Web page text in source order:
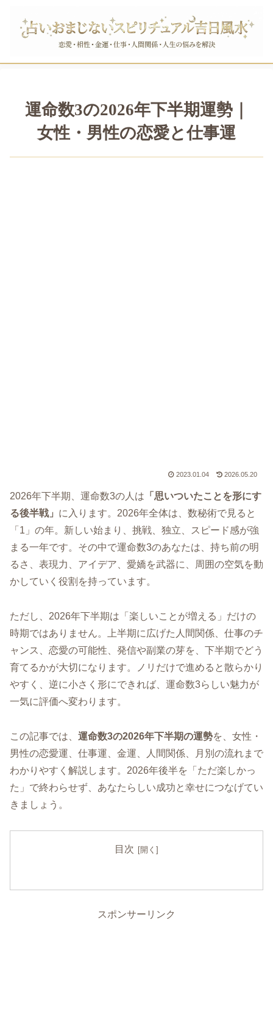
運命数3の2026年下半期運勢｜
女性・男性の恋愛と仕事運
2023.01.04 2026.05.20
2026年下半期、運命数3の人は 「思いついたことを形にす
る後半戦」 に入ります。2026年全体は、数秘術で見ると
「1」の年。新しい始まり、挑戦、独立、スピード感が強
まる一年です。その中で運命数3のあなたは、持ち前の明
るさ、表現力、アイデア、愛嬌を武器に、周囲の空気を動
かしていく役割を持っています。
ただし、2026年下半期は「楽しいことが増える」だけの
時期ではありません。上半期に広げた人間関係、仕事のチ
ャンス、恋愛の可能性、発信や副業の芽を、下半期でどう
育てるかが大切になります。ノリだけで進めると散らかり
やすく、逆に小さく形にできれば、運命数3らしい魅力が
一気に評価へ変わります。
この記事では、 運命数3の2026年下半期の運勢を、女性・
男性の恋愛運、仕事運、金運、人間関係、月別の流れまで
わかりやすく解説します。2026年後半を「ただ楽しかっ
た」で終わらせず、あなたらしい成功と幸せにつなげてい
きましょう。
目次
スポンサーリンク